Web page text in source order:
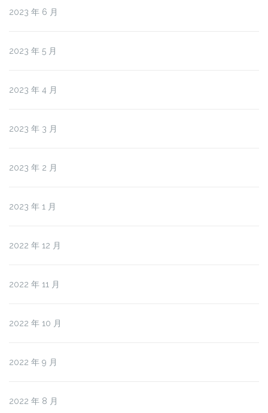
2023 年 6 月
2023 年 5 月
2023 年 4 月
2023 年 3 月
2023 年 2 月
2023 年 1 月
2022 年 12 月
2022 年 11 月
2022 年 10 月
2022 年 9 月
2022 年 8 月